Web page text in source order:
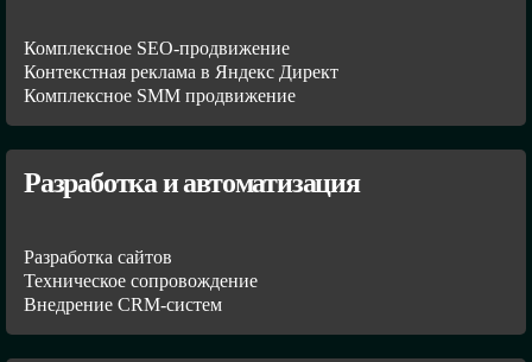
Комплексное SEO-продвижение
Контекстная реклама в Яндекс Директ
Комплексное SMM продвижение
Разработка и автоматизация
Разработка сайтов
Техническое сопровождение
Внедрение CRM-систем